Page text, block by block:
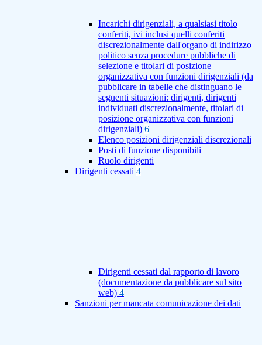
Incarichi dirigenziali, a qualsiasi titolo
conferiti, ivi inclusi quelli conferiti
discrezionalmente dall'organo di indirizzo
politico senza procedure pubbliche di
selezione e titolari di posizione
organizzativa con funzioni dirigenziali (da
pubblicare in tabelle che distinguano le
seguenti situazioni: dirigenti, dirigenti
individuati discrezionalmente, titolari di
posizione organizzativa con funzioni
dirigenziali) 6
Elenco posizioni dirigenziali discrezionali
Posti di funzione disponibili
Ruolo dirigenti
Dirigenti cessati 4
Dirigenti cessati dal rapporto di lavoro
(documentazione da pubblicare sul sito
web) 4
Sanzioni per mancata comunicazione dei dati